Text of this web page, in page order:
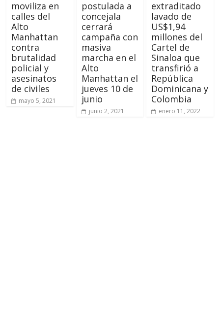
moviliza en
calles del
Alto
Manhattan
contra
brutalidad
policial y
asesinatos
de civiles
mayo 5, 2021
postulada a
concejala
cerrará
campaña con
masiva
marcha en el
Alto
Manhattan el
jueves 10 de
junio
junio 2, 2021
extraditado
lavado de
US$1,94
millones del
Cartel de
Sinaloa que
transfirió a
República
Dominicana y
Colombia
enero 11, 2022